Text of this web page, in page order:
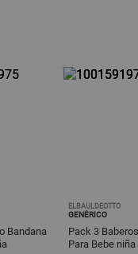
Bandana
ELBAULDEOTTO
GENÉRICO
Pack 3
Para Bebe niña